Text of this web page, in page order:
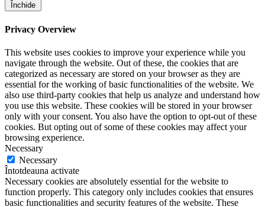
Închide
Privacy Overview
This website uses cookies to improve your experience while you
navigate through the website. Out of these, the cookies that are
categorized as necessary are stored on your browser as they are
essential for the working of basic functionalities of the website. We
also use third-party cookies that help us analyze and understand how
you use this website. These cookies will be stored in your browser
only with your consent. You also have the option to opt-out of these
cookies. But opting out of some of these cookies may affect your
browsing experience.
Necessary
Necessary
Întotdeauna activate
Necessary cookies are absolutely essential for the website to
function properly. This category only includes cookies that ensures
basic functionalities and security features of the website. These